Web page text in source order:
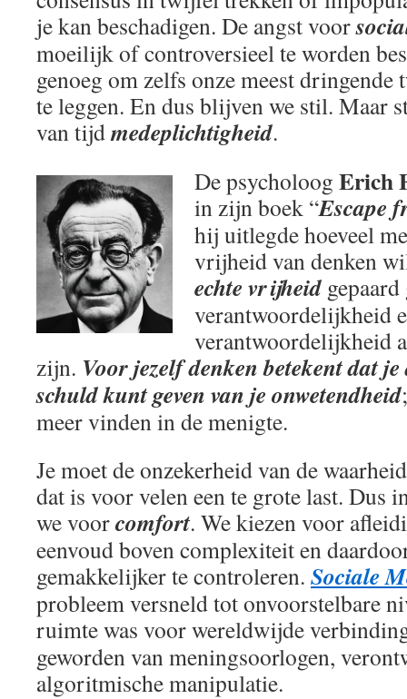
je kan beschadigen. De angst voor
moeilijk of controversieel te worden
genoeg om zelfs onze meest
te leggen. En dus blijven we stil. Maar
van tijdmedeplichtigheid.
De psycholoog Erich
in zijn boek “Escape
hij uitlegde hoeveel
vrijheid van denken
echte vrijheid
verantwoordelijkheid
verantwoordelijkheid
zijn. Voor jezelf denken betekent dat
schuld kunt geven van je onwetendheid
meer vinden in de menigte.
Je moet de onzekerheid van de
dat is voor velen een te grote last. Dus
we voorcomfort. We kiezen voor
eenvoud boven complexiteit en
gemakkelijker te controleren. Sociale
probleem versneld tot onvoorstelbare
ruimte was voor wereldwijde
geworden van meningsoorlogen,
algoritmische manipulatie.